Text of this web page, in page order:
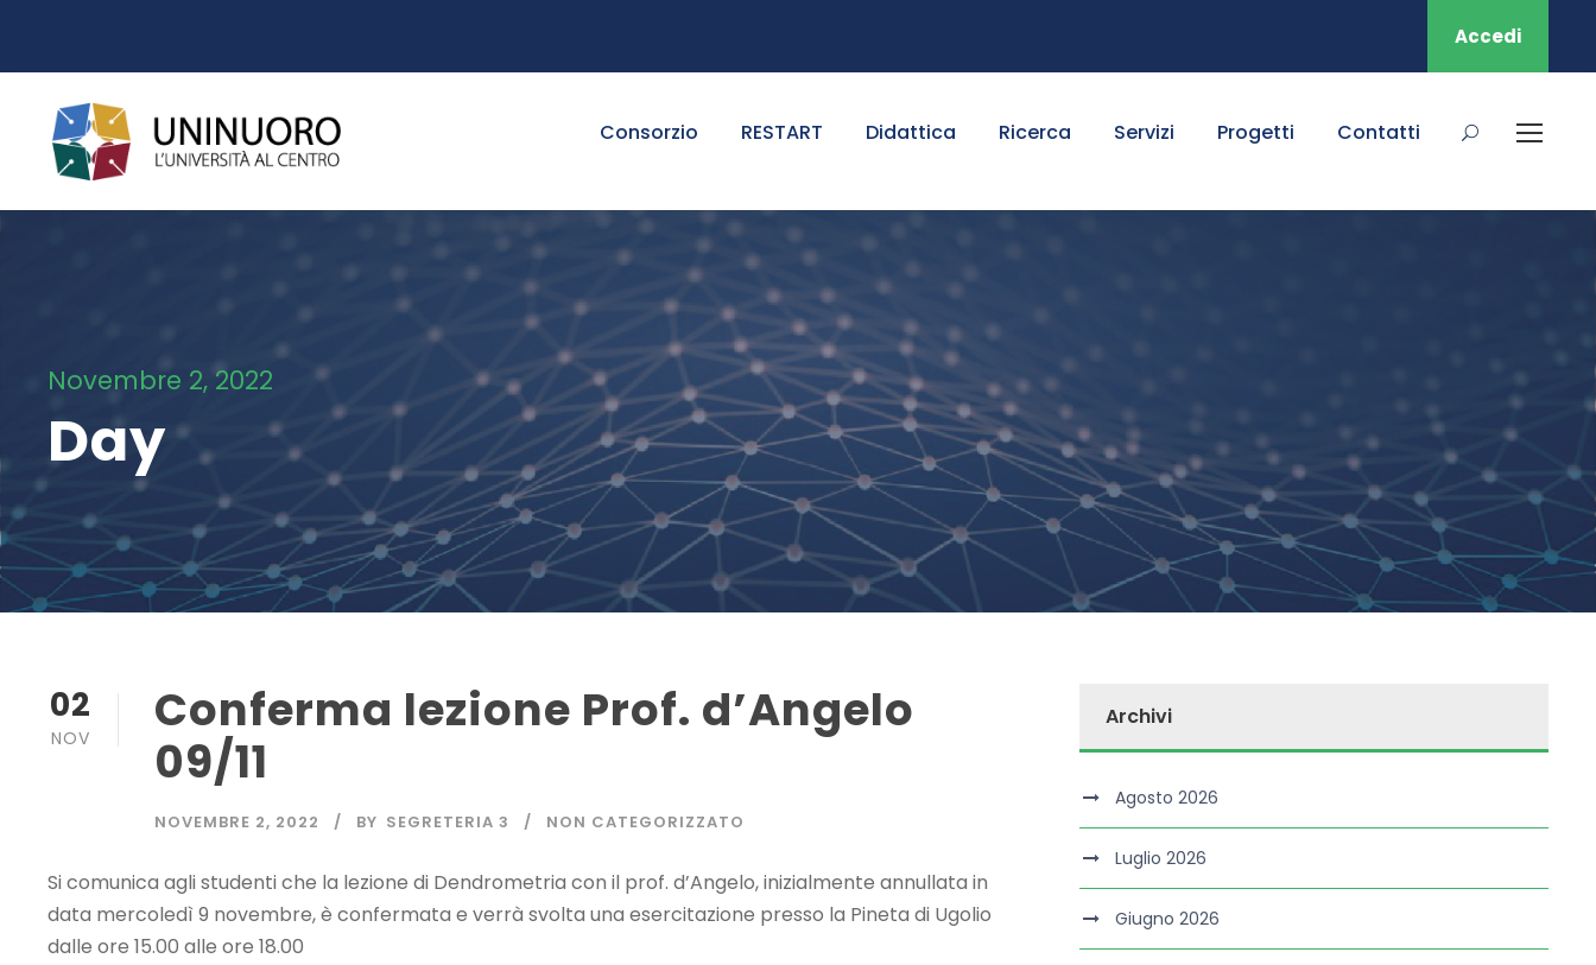
Accedi
Consorzio RESTART Didattica Ricerca Servizi Progetti Contatti
Novembre 2, 2022
Day
02
NOV
Conferma lezione Prof. d’Angelo
09/11
NOVEMBRE 2, 2022 BY SEGRETERIA 3 NON CATEGORIZZATO
Si comunica agli studenti che la lezione di Dendrometria con il prof. d’Angelo, inizialmente annullata in
data mercoledì 9 novembre, è confermata e verrà svolta una esercitazione presso la Pineta di Ugolio
dalle ore 15.00 alle ore 18.00
Archivi
Agosto 2026
Luglio 2026
Giugno 2026